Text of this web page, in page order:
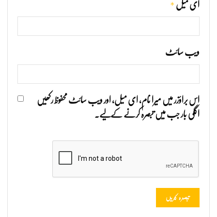
ای میل *
ویب‌ سائٹ
اس براؤزر میں میرا نام، ای میل، اور ویب سائٹ محفوظ رکھیں
اگلی بار جب میں تبصرہ کرنے کےلیے۔